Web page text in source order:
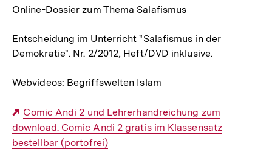
Online-Dossier zum Thema Salafismus
Entscheidung im Unterricht "Salafismus in der
Demokratie". Nr. 2/2012, Heft/DVD inklusive.
Webvideos: Begriffswelten Islam
Externer
Link:
Comic Andi 2 und Lehrerhandreichung zum
download. Comic Andi 2 gratis im Klassensatz
bestellbar (portofrei)